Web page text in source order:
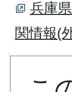
兵庫
関情報(